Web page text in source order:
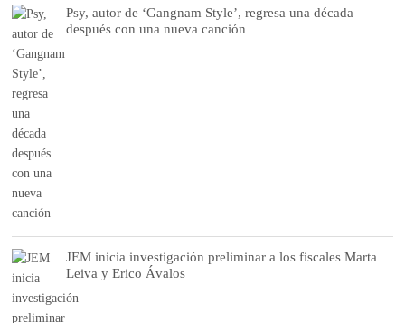
Psy, autor de ‘Gangnam Style’, regresa una década
después con una nueva canción
JEM inicia investigación preliminar a los fiscales Marta
Leiva y Erico Ávalos